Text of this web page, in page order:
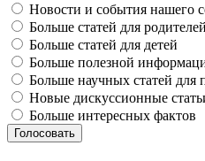
Новости и события нашего
Больше статей для родителей
Больше статей для детей
Больше полезной
Больше научных статей для
Новые дискуссионные
Больше интересных фактов